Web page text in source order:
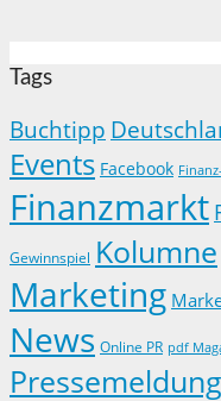
Tags
Buchtipp
Events Facebook
Finanzmarkt
Gewinnspiel Kolumne
Marketing
News Online PR pdf
Pressemeldung